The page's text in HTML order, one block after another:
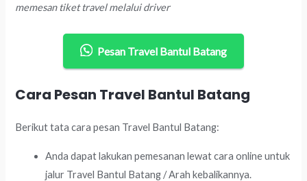
memesan tiket travel melalui driver
Pesan Travel Bantul Batang
Cara Pesan Travel Bantul Batang
Berikut tata cara pesan Travel Bantul Batang:
Anda dapat lakukan pemesanan lewat cara online untuk
jalur Travel Bantul Batang / Arah kebalikannya.